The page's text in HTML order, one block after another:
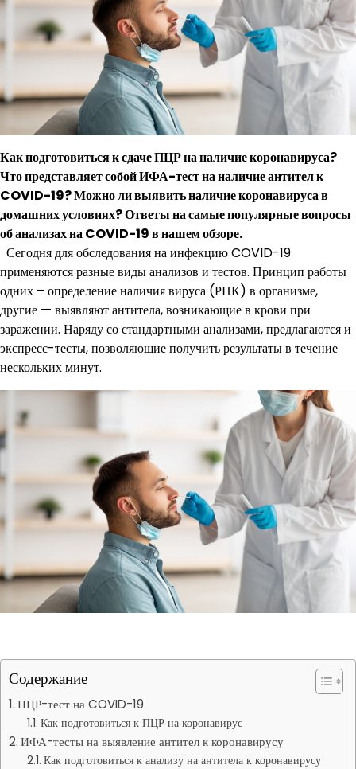
Как подготовиться к сдаче ПЦР на наличие коронавируса?
Что представляет собой ИФА-тест на наличие антител к
COVID-19? Можно ли выявить наличие коронавируса в
домашних условиях? Ответы на самые популярные вопросы
об анализах на COVID-19 в нашем обзоре.
Сегодня для обследования на инфекцию COVID-19
применяются разные виды анализов и тестов. Принцип работы
одних – определение наличия вируса (РНК) в организме,
другие — выявляют антитела, возникающие в крови при
заражении. Наряду со стандартными анализами, предлагаются и
экспресс-тесты, позволяющие получить результаты в течение
нескольких минут.
Содержание
ПЦР-тест на COVID-19
Как подготовиться к ПЦР на коронавирус
ИФА-тесты на выявление антител к коронавирусу
Как подготовиться к анализу на антитела к коронавирусу